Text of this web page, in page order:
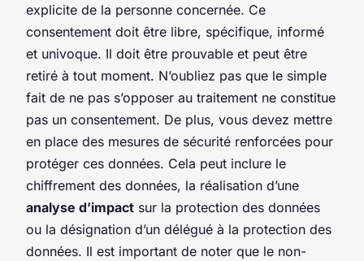
explicite de la personne concernée. Ce
consentement doit être libre, spécifique, informé
et univoque. Il doit être prouvable et peut être
retiré à tout moment. N’oubliez pas que le simple
fait de ne pas s’opposer au traitement ne constitue
pas un consentement. De plus, vous devez mettre
en place des mesures de sécurité renforcées pour
protéger ces données. Cela peut inclure le
chiffrement des données, la réalisation d’une
analyse d’impact sur la protection des données
ou la désignation d’un délégué à la protection des
données. Il est important de noter que le non-